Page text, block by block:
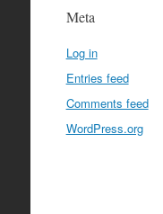
Meta
Log in
Entries feed
Comments feed
WordPress.org